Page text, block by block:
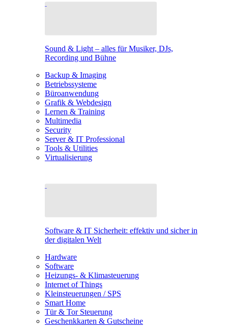
Sound & Light – alles für Musiker, DJs,
Recording und Bühne
Backup & Imaging
Betriebssysteme
Büroanwendung
Grafik & Webdesign
Lernen & Training
Multimedia
Security
Server & IT Professional
Tools & Utilities
Virtualisierung
Software & IT Sicherheit: effektiv und sicher in
der digitalen Welt
Hardware
Software
Heizungs- & Klimasteuerung
Internet of Things
Kleinsteuerungen / SPS
Smart Home
Tür & Tor Steuerung
Geschenkkarten & Gutscheine